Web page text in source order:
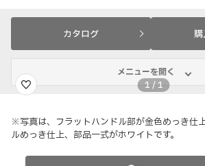
カタログ
メニューを開く
1 /1
※写真は、フラットハンドル部が金色めっき仕
ルめっき仕上、部品一式がホワイトです。